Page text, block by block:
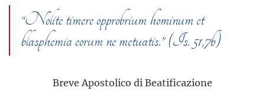
“Nolite timere opprobrium hominum et
blasphemia eorum ne metuatis.” (Is. 51,7b)
Breve Apostolico di Beatificazione